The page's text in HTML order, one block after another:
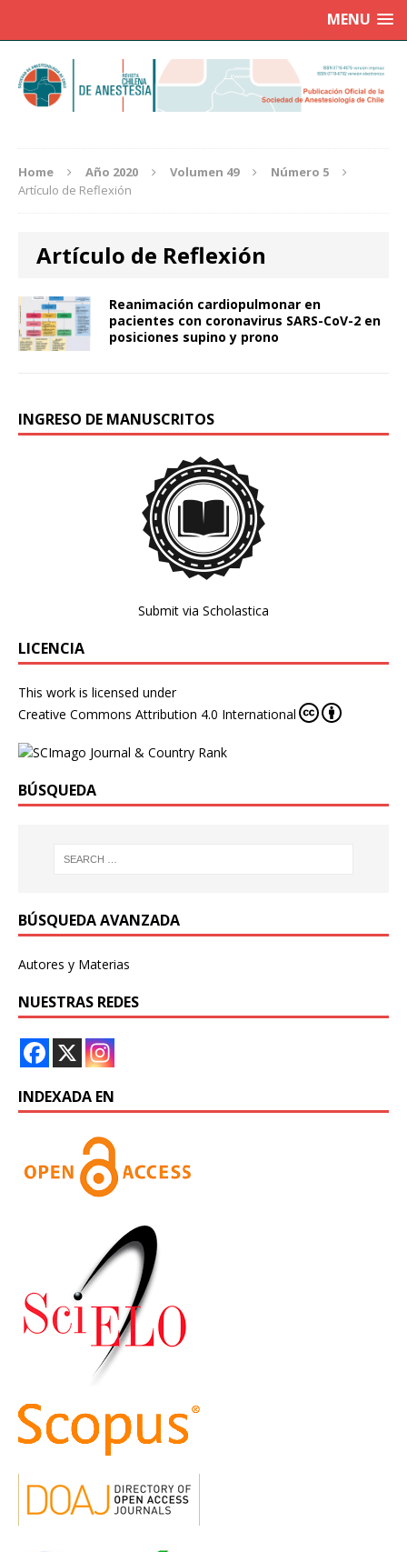
MENU
Home Año 2020 Volumen 49
Número 5
Artículo de Reflexión
Artículo de Reflexión
Reanimación cardiopulmonar en
pacientes con coronavirus SARS-CoV-2 en
posiciones supino y prono
INGRESO DE MANUSCRITOS
Submit via Scholastica
LICENCIA
This work is licensed under
Creative Commons Attribution 4.0 International
BÚSQUEDA
BÚSQUEDA AVANZADA
Autores y Materias
NUESTRAS REDES
INDEXADA EN